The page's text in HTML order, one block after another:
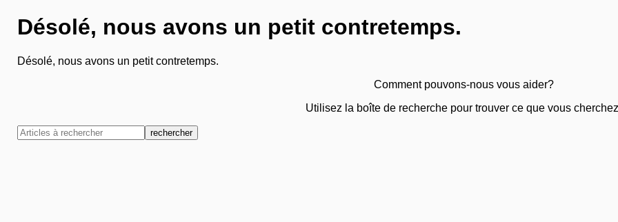
Désolé, nous avons un petit contretemps.
Désolé, nous avons un petit contretemps.
Comment pouvons-nous vous aider?
Utilisez la boîte de recherche pour trouver ce que vous
rechercher